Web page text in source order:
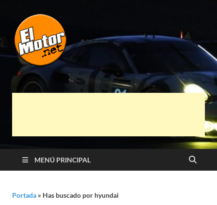
El Motor punto
Net
Automóviles
MENÚ PRINCIPAL
Portada » Has buscado por hyundai